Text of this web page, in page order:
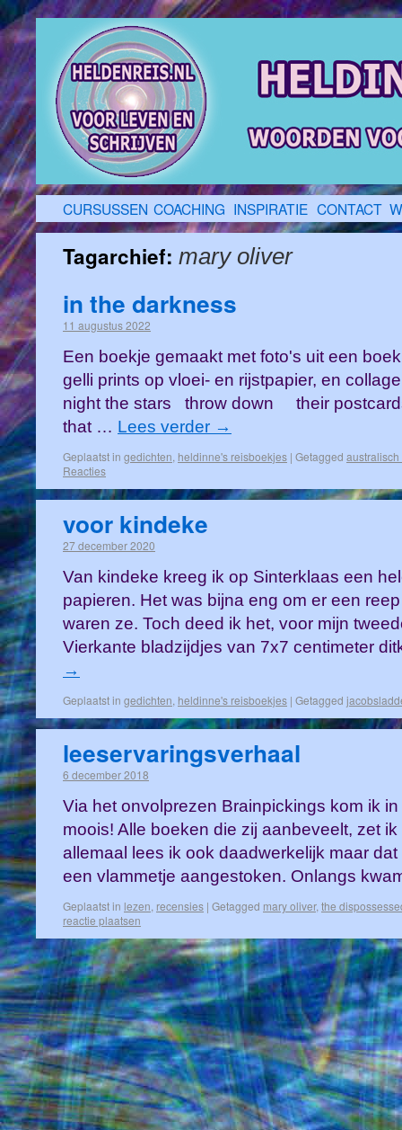
CURSUSSEN COACHING INSPIRATIE CONTACT
Tagarchief: mary oliver
in the darkness
11 augustus 2022
Een boekje gemaakt met foto's uit een
gelli prints op vloei- en rijstpapier, en
night the stars throw down their
that … Lees verder →
Geplaatst in gedichten, heldinne's reisboekjes | Getagged
Reacties
voor kindeke
27 december 2020
Van kindeke kreeg ik op Sinterklaas een
papieren. Het was bijna eng om er een
waren ze. Toch deed ik het, voor mijn
Vierkante bladzijdjes van 7x7 centimeter
→
Geplaatst in gedichten, heldinne's reisboekjes | Getagged
leeservaringsverhaal
6 december 2018
Via het onvolprezen Brainpickings kom ik
moois! Alle boeken die zij aanbeveelt, zet
allemaal lees ik ook daadwerkelijk maar
een vlammetje aangestoken. Onlangs
Geplaatst in lezen, recensies | Getagged mary oliver, the
reactie plaatsen